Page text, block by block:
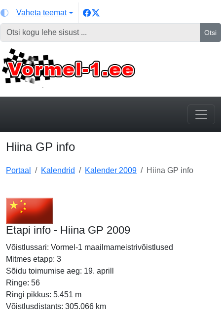
Vaheta teemat
Otsi
Hiina GP info
Portaal Kalendrid Kalender 2009 Hiina GP info
Etapi info - Hiina GP 2009
Võistlussari: Vormel-1 maailmameistrivõistlused
Mitmes etapp: 3
Sõidu toimumise aeg: 19. aprill
Ringe: 56
Ringi pikkus: 5.451 m
Võistlusdistants: 305.066 km